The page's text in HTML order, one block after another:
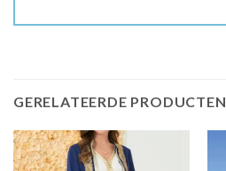
GERELATEERDE PRODUCTEN